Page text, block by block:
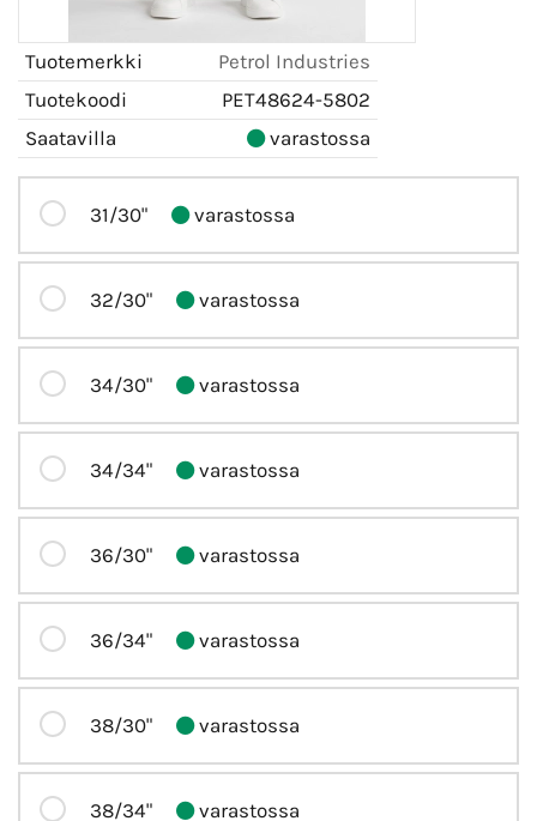
Tuotemerkki
Petrol Industries
Tuotekoodi
PET48624-5802
Saatavilla
varastossa
31/30" varastossa
32/30" varastossa
34/30" varastossa
34/34" varastossa
36/30" varastossa
36/34" varastossa
38/30" varastossa
38/34" varastossa